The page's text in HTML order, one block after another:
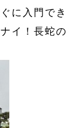
に入門でき
イ！長蛇の